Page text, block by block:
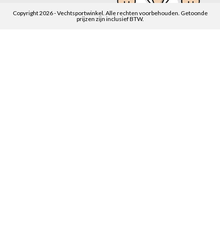
Copyright 2026 - Vechtsportwinkel. Alle rechten voorbehouden. Getoonde
prijzen zijn inclusief BTW.